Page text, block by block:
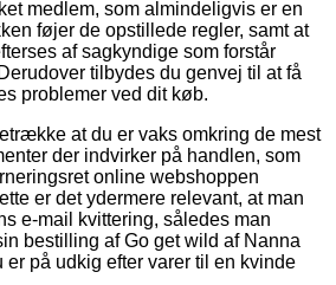
medlem, som almindeligvis er en
føjer de opstillede regler, samt at
af sagkyndige som forstår
tilbydes du genvej til at få
problemer ved dit køb.
at du er vaks omkring de mest
der indvirker på handlen, som
online webshoppen
er det ydermere relevant, at man
e-mail kvittering, således man
bestilling af Go get wild af Nanna
på udkig efter varer til en kvinde